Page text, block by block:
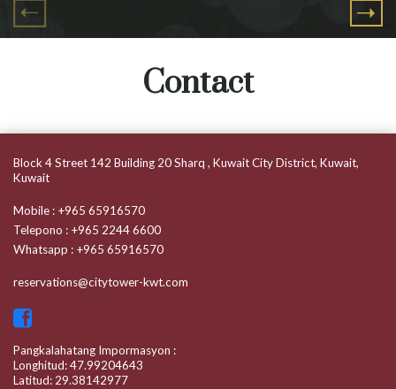
Contact
Block 4 Street 142 Building 20 Sharq , Kuwait City District, Kuwait,
Kuwait
Mobile : +965 65916570
Telepono : +965 2244 6600
Whatsapp : +965 65916570
reservations@citytower-kwt.com
Pangkalahatang Impormasyon :
Longhitud: 47.99204643
Latitud: 29.38142977